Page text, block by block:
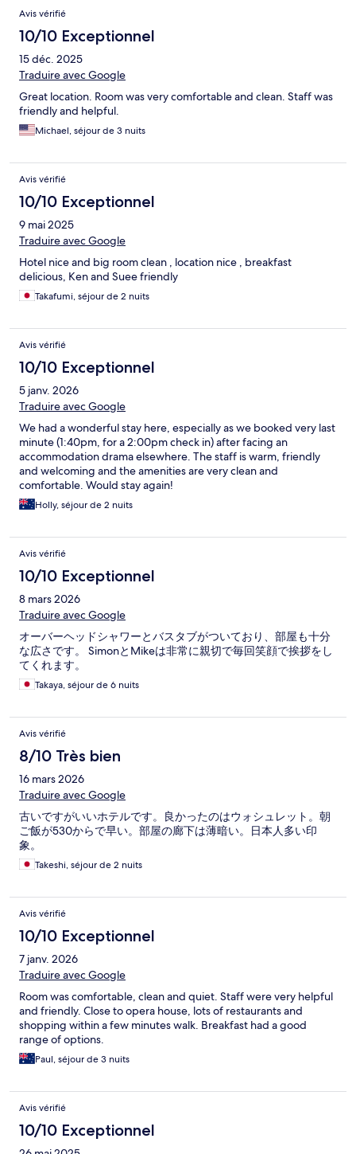
Avis vérifié
10/10 Exceptionnel
15 déc. 2025
Traduire avec Google
Great location. Room was very comfortable and clean. Staff was
friendly and helpful.
Michael, séjour de 3 nuits
Avis vérifié
10/10 Exceptionnel
9 mai 2025
Traduire avec Google
Hotel nice and big room clean , location nice , breakfast
delicious, Ken and Suee friendly
Takafumi, séjour de 2 nuits
Avis vérifié
10/10 Exceptionnel
5 janv. 2026
Traduire avec Google
We had a wonderful stay here, especially as we booked very last
minute (1:40pm, for a 2:00pm check in) after facing an
accommodation drama elsewhere. The staff is warm, friendly
and welcoming and the amenities are very clean and
comfortable. Would stay again!
Holly, séjour de 2 nuits
Avis vérifié
10/10 Exceptionnel
8 mars 2026
Traduire avec Google
オーバーヘッドシャワーとバスタブがついており、部屋も十分
な広さです。 SimonとMikeは非常に親切で毎回笑顔で挨拶をし
てくれます。
Takaya, séjour de 6 nuits
Avis vérifié
8/10 Très bien
16 mars 2026
Traduire avec Google
古いですがいいホテルです。良かったのはウォシュレット。朝
ご飯が530からで早い。部屋の廊下は薄暗い。日本人多い印
象。
Takeshi, séjour de 2 nuits
Avis vérifié
10/10 Exceptionnel
7 janv. 2026
Traduire avec Google
Room was comfortable, clean and quiet. Staff were very helpful
and friendly. Close to opera house, lots of restaurants and
shopping within a few minutes walk. Breakfast had a good
range of options.
Paul, séjour de 3 nuits
Avis vérifié
10/10 Exceptionnel